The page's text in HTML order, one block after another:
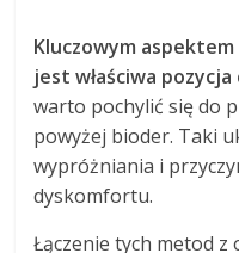
Kluczowym
jest właściwa pozycja
warto pochylić się do
powyżej bioder. Taki
wypróżniania i
dyskomfortu.
Łączenie tych metod